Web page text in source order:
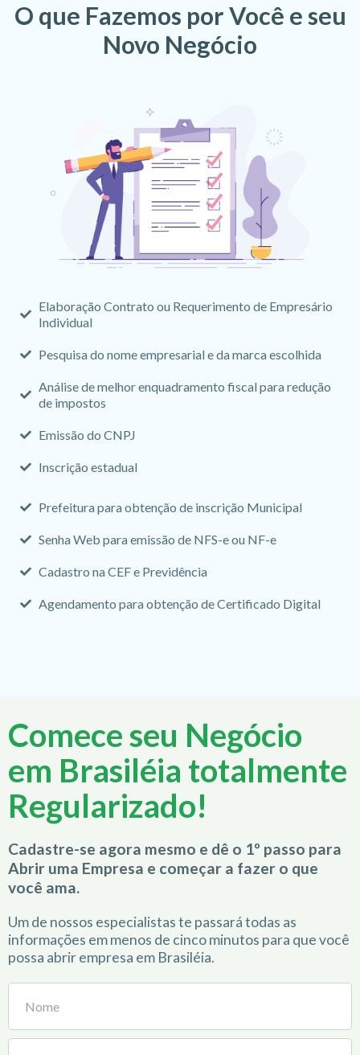
O que Fazemos por Você e seu
Novo Negócio
Elaboração Contrato ou Requerimento de Empresário
Individual
Pesquisa do nome empresarial e da marca escolhida
Análise de melhor enquadramento fiscal para redução
de impostos
Emissão do CNPJ
Inscrição estadual
Prefeitura para obtenção de inscrição Municipal
Senha Web para emissão de NFS-e ou NF-e
Cadastro na CEF e Previdência
Agendamento para obtenção de Certificado Digital
Comece seu Negócio
em Brasiléia totalmente
Regularizado!
Cadastre-se agora mesmo e dê o 1º passo para
Abrir uma Empresa e começar a fazer o que
você ama.
Um de nossos especialistas te passará todas as
informações em menos de cinco minutos para que você
possa abrir empresa em Brasiléia.